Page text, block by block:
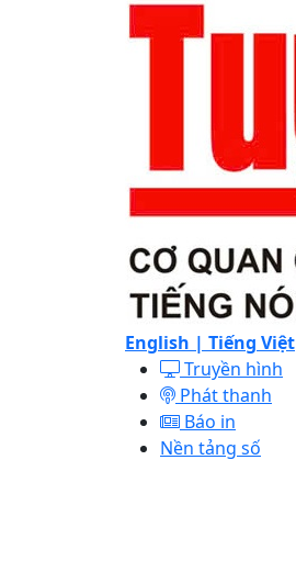
English | Tiếng Việt
Truyền hình
Phát thanh
Báo in
Nền tảng số